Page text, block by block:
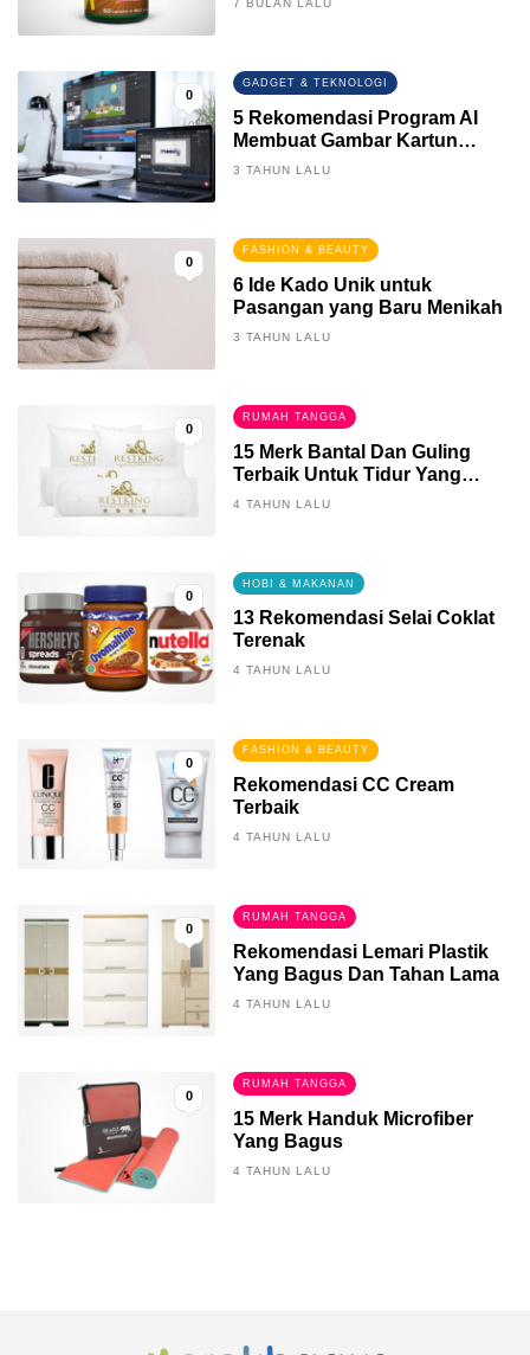
7 BULAN LALU
0
GADGET & TEKNOLOGI
5 Rekomendasi Program AI
Membuat Gambar Kartun
Keren
3 TAHUN LALU
0
FASHION & BEAUTY
6 Ide Kado Unik untuk
Pasangan yang Baru Menikah
3 TAHUN LALU
0
RUMAH TANGGA
15 Merk Bantal Dan Guling
Terbaik Untuk Tidur Yang
Berkualitas
4 TAHUN LALU
0
HOBI & MAKANAN
13 Rekomendasi Selai Coklat
Terenak
4 TAHUN LALU
0
FASHION & BEAUTY
Rekomendasi CC Cream
Terbaik
4 TAHUN LALU
0
RUMAH TANGGA
Rekomendasi Lemari Plastik
Yang Bagus Dan Tahan Lama
4 TAHUN LALU
0
RUMAH TANGGA
15 Merk Handuk Microfiber
Yang Bagus
4 TAHUN LALU